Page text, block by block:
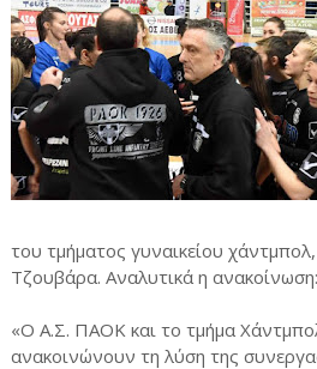
του τμήματος γυναικείου
Τζουβάρα. Αναλυτικά η ανακοίνωση:
«Ο Α.Σ. ΠΑΟΚ και το τμήμα
ανακοινώνουν τη λύση της